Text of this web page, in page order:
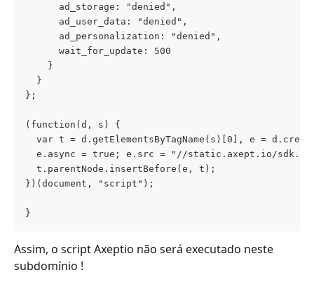
      ad_storage: "denied",
      ad_user_data: "denied",
      ad_personalization: "denied",
      wait_for_update: 500
    }
  }
};
(function(d, s) {
var t = d.getElementsByTagName(s)[0], e =
e.async = true; e.src = "//static.axept.io/
  t.parentNode.insertBefore(e, t);
})(document, "script");
}
Assim, o script Axeptio não será executado neste
subdomínio !